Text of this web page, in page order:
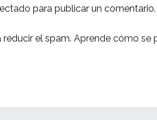
para publicar un comentario.
el spam. Aprende cómo se